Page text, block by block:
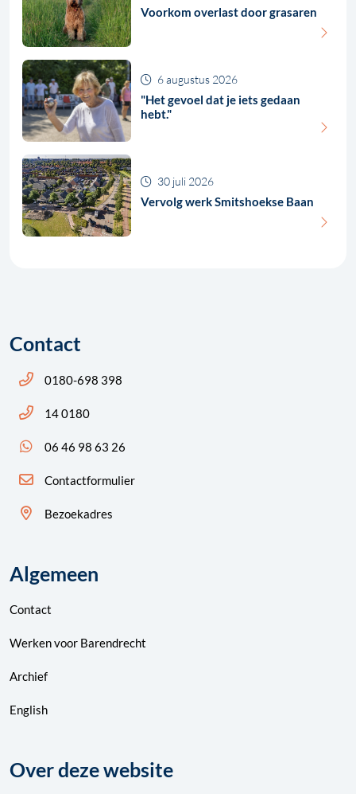
Voorkom overlast door grasaren
"Het gevoel dat je iets gedaan
hebt."
6 augustus 2026
Vervolg werk Smitshoekse Baan
30 juli 2026
Contact
Bel ons: 14 0180
0180-698 398
Bel ons: 14 0180
14 0180
App ons: 06 46 98 63 26 (WhatsApp)
06 46 98 63 26
Contactformulier
Bezoekadres
Algemeen
Contact
Werken voor Barendrecht
Archief
English
Over deze website